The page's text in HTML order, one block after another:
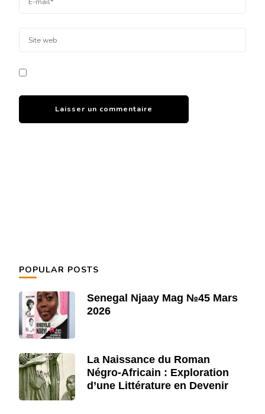
POPULAR POSTS
Senegal Njaay Mag №45 Mars
2026
La Naissance du Roman
Négro-Africain : Exploration
d’une Littérature en Devenir